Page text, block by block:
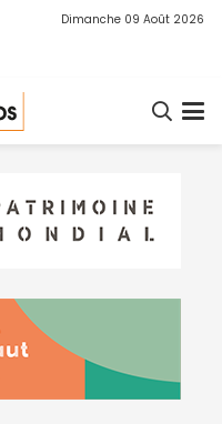
Dimanche 09 Août 2026